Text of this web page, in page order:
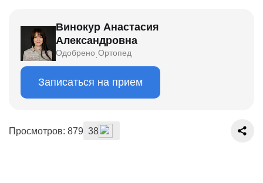
Винокур Анастасия
Александровна
Одобрено·Ортопед
Записаться на прием
Просмотров: 879 38